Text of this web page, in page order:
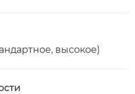
высокое)